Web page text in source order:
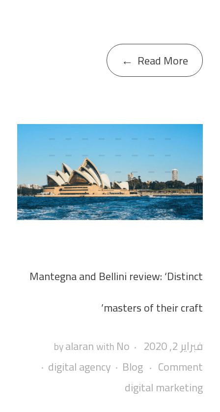
Read More
Mantegna and Bellini review: ‘Distinct
masters of their craft’
فبراير 2, 2020
byalaranwithNo
Comment
Blog
digital agency
digital marketing